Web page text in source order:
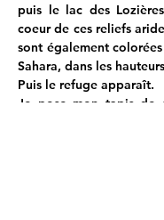
puis le lac des
coeur de ces reliefs
sont également
Sahara, dans les
Puis le refuge apparaît.
Je pose mon tapis de